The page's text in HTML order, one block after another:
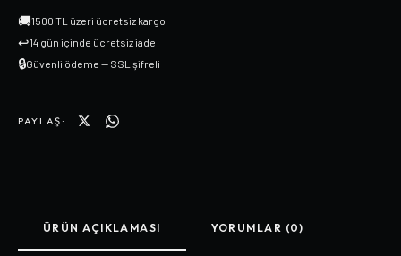
🚚1500 TL üzeri ücretsiz kargo
↩14 gün içinde ücretsiz iade
🔒Güvenli ödeme — SSL şifreli
PAYLAŞ:
ÜRÜN AÇIKLAMASI YORUMLAR (0)